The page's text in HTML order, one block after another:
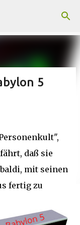
5
daß sie
mit seinen
fertig zu